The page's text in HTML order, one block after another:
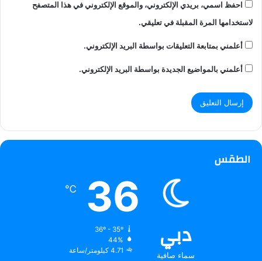
احفظ اسمي، بريدي الإلكتروني، والموقع الإلكتروني في هذا المتصفح
لاستخدامها المرة المقبلة في تعليقي.
أعلمني بمتابعة التعليقات بواسطة البريد الإلكتروني.
أعلمني بالمواضيع الجديدة بواسطة البريد الإلكتروني.
الطقس
دبي
سماء صافية
36
℃
36º - 35º
44%
4.71 كيلومتر/ساعة